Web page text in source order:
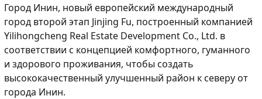
Город Инин, новый европейский международный
город второй этап Jinjing Fu, построенный компанией
Yilihongcheng Real Estate Development Co., Ltd. в
соответствии с концепцией комфортного, гуманного
и здорового проживания, чтобы создать
высококачественный улучшенный район к северу от
города Инин.